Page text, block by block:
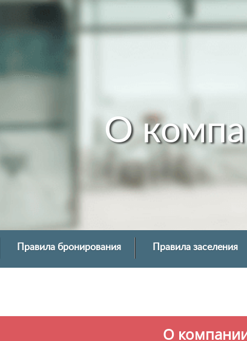
О
Правила бронирования Правила заселения
О